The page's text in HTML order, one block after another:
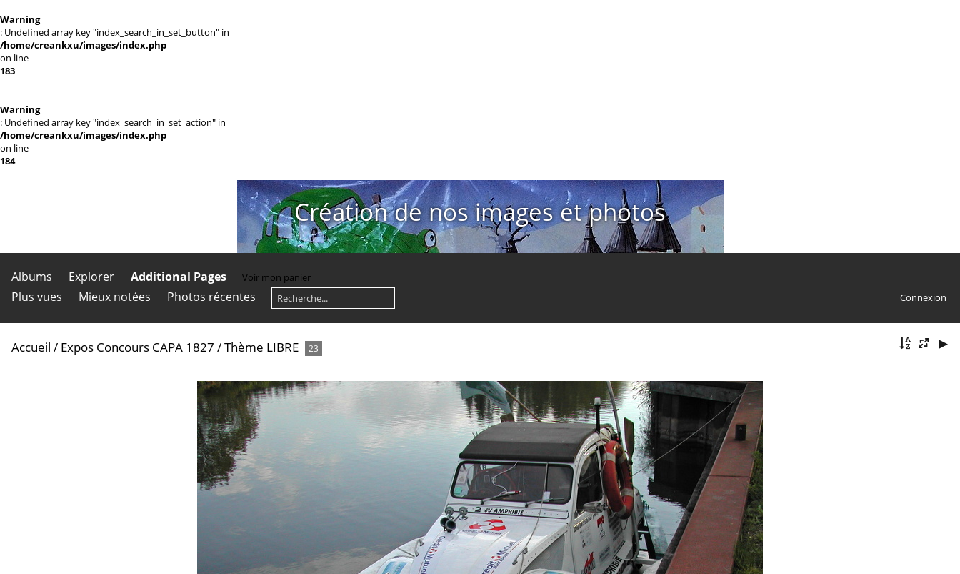
Warning
: Undefined array key "index_search_in_set_button" in
/home/creankxu/images/index.php
on line
183
Warning
: Undefined array key "index_search_in_set_action" in
/home/creankxu/images/index.php
on line
184
Création de nos images et photos
Albums Explorer Additional Pages Voir mon panier
Plus vues Mieux notées Photos récentes Connexion
Accueil / Expos Concours CAPA 1827 /Thème LIBRE 23